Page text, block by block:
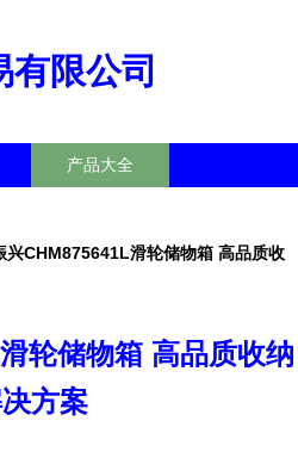
限公司
产品大全
兴CHM875641L滑轮储物箱 高品质收
轮储物箱 高品质收纳
方案